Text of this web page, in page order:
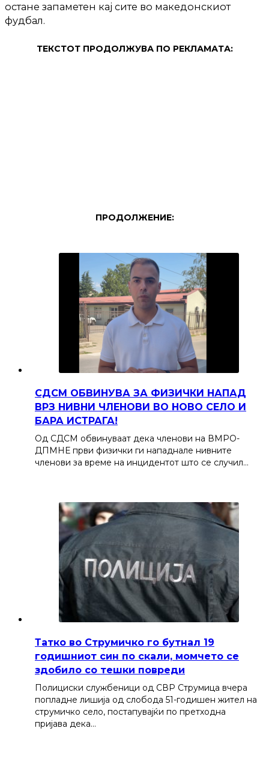
остане запаметен кај сите во македонскиот
фудбал.
ТЕКСТОТ ПРОДОЛЖУВА ПО РЕКЛАМАТА:
ПРОДОЛЖЕНИЕ:
СДСМ ОБВИНУВА ЗА ФИЗИЧКИ НАПАД
ВРЗ НИВНИ ЧЛЕНОВИ ВО НОВО СЕЛО И
БАРА ИСТРАГА!
Од СДСМ обвинуваат дека членови на ВМРО-
ДПМНЕ први физички ги нападнале нивните
членови за време на инцидентот што се случил…
Татко во Струмичко го бутнал 19
годишниот син по скали, момчето се
здобило со тешки повреди
Полициски службеници од СВР Струмица вчера
попладне лишија од слобода 51-годишен жител на
струмичко село, постапувајќи по претходна
пријава дека…